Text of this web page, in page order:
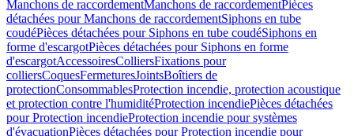
Manchons de raccordementManchons de raccordementPièces
détachées pour Manchons de raccordementSiphons en tube
coudéPièces détachées pour Siphons en tube coudéSiphons en
forme d'escargotPièces détachées pour Siphons en forme
d'escargotAccessoiresColliersFixations pour
colliersCoquesFermeturesJointsBoîtiers de
protectionConsommablesProtection incendie, protection acoustique
et protection contre l'humiditéProtection incendiePièces détachées
pour Protection incendieProtection incendie pour systèmes
d'évacuationPièces détachées pour Protection incendie pour